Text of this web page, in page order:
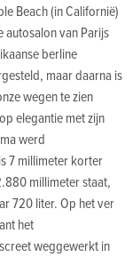
Beach (in Californië)
van Parijs
berline
maar daarna is
wegen te zien
elegantie met zijn
werd
7 millimeter korter
millimeter staat,
720 liter. Op het ver
het
weggewerkt in